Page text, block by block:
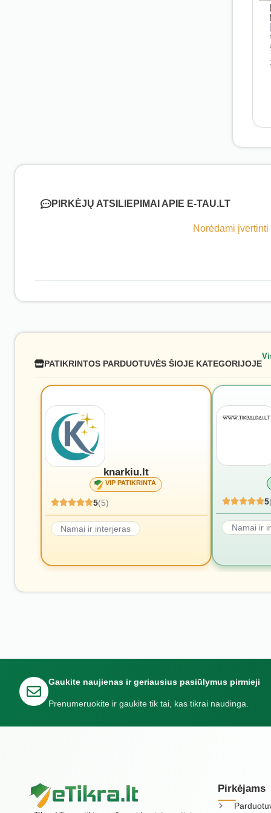
PIRKĖJŲ ATSILIEPIMAI APIE E-TAU.LT
Norėdami
PATIKRINTOS PARDUOTUVĖS ŠIOJE KATEGORIJOJE
knarkiu.lt
VIP PATIKRINTA
5(5)
Namai ir interjeras
5
Namai ir
Gaukite naujienas ir geriausius pasiūlymus pirmieji
Prenumeruokite ir gaukite tik tai, kas tikrai naudinga.
Pirkėjams